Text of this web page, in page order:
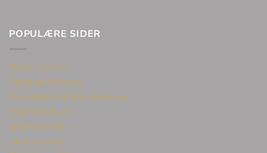
POPULÆRE SIDER
Huller i ørerne
Sælg guld & sølv
Reparation af smykker & ure
Eksklusive ure
Unikke varer
Vielsesringe